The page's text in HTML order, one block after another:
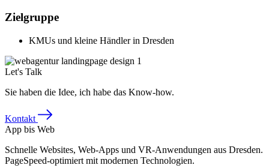
Zielgruppe
KMUs und kleine Händler in Dresden
Let's Talk
Sie haben die Idee, ich habe das Know-how.
Kontakt
App bis Web
Schnelle Websites, Web-Apps und VR-Anwendungen aus Dresden.
PageSpeed-optimiert mit modernen Technologien.